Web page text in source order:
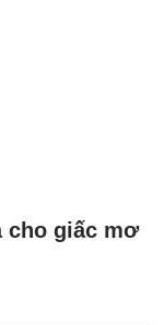
cho giấc mơ